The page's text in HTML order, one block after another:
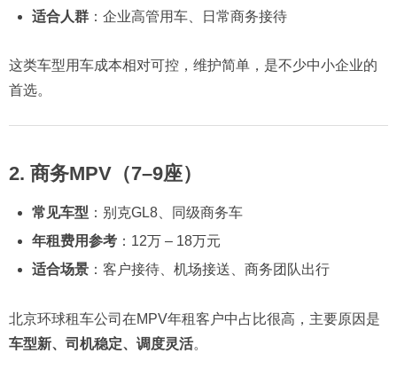
适合人群：企业高管用车、日常商务接待
这类车型用车成本相对可控，维护简单，是不少中小企业的
首选。
2. 商务MPV（7–9座）
常见车型 ：别克GL8、同级商务车
年租费用参考：12万 – 18万元
适合场景：客户接待、机场接送、商务团队出行
北京环球租车公司在MPV年租客户中占比很高，主要原因是
车型新、司机稳定、调度灵活。